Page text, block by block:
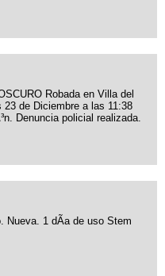
Robada en Villa del
23 de Diciembre a las 11:38
Denuncia policial realizada.
Nueva. 1 dÃ­a de uso Stem